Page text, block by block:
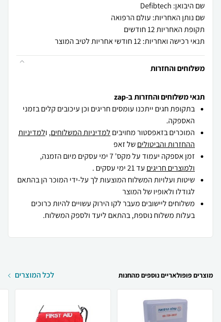
שם היבואן: Defibtech
שם נותן האחריות: עולם הרפואה
תקופת האחריות 12 חודשים
תנאי רכישה ואחריות: 12 חודשי אחריות לטיב המוצר
משלוחים והחזרות
תנאי משלוחים והחזרות ב-zap
בתקופת חגים ייתכנו עומסים חריגים וכן עיכובים קלים בזמני
האספקה.
המוכרים בזאפסטור מחויבים למדיניות המשלוחים, ולמדיניות
ההחזרות והביטוליםשל זאפ
זמן אספקה יעמוד על מקס' 7 ימי עסקים מיום הזמנה,
ולמוצרים חריגים עד 21 ימי עסקים .
שיטות ועלויות המשלוח המוצעות לך על-ידי המוכר הן בהתאם
לגודלו ולאופיו של המוצר
משלוחים ליישובים מעבר לקו הירוק עשויים להיות כרוכים
בעלות משלוח נוספת, בהתאם ליעד ולספק המשלוח.
מוצרים פופולאריים נוספים מהחנות לכל המוצרים